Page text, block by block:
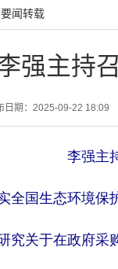
要闻转载
强主持
日期：2025-09-22 18:09
李强主
全国生态环境保
究关于在政府采